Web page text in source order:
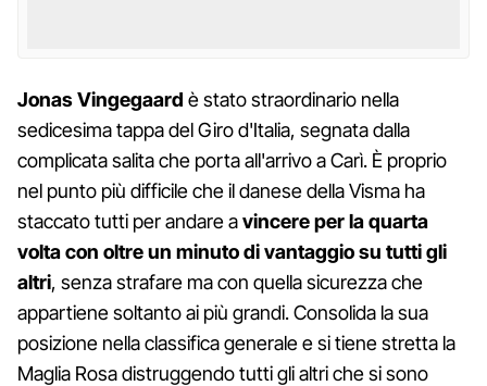
Jonas Vingegaard è stato straordinario nella
sedicesima tappa del Giro d'Italia, segnata dalla
complicata salita che porta all'arrivo a Carì. È proprio
nel punto più difficile che il danese della Visma ha
staccato tutti per andare avincere per la quarta
volta con oltre un minuto di vantaggio su tutti gli
altri, senza strafare ma con quella sicurezza che
appartiene soltanto ai più grandi. Consolida la sua
posizione nella classifica generale e si tiene stretta la
Maglia Rosa distruggendo tutti gli altri che si sono